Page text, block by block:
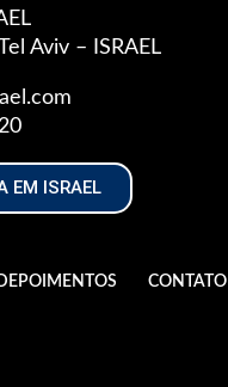
Aviv – ISRAEL
EM ISRAEL
CONTATO